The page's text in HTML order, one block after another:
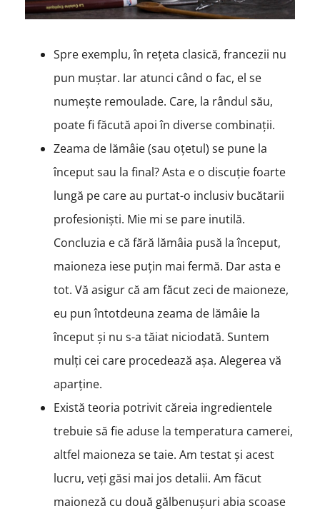
Spre exemplu, în rețeta clasică, francezii nu
pun muștar. Iar atunci când o fac, el se
numește remoulade. Care, la rândul său,
poate fi făcută apoi în diverse combinații.
Zeama de lămâie (sau oțetul) se pune la
început sau la final? Asta e o discuție foarte
lungă pe care au purtat-o inclusiv bucătarii
profesioniști. Mie mi se pare inutilă.
Concluzia e că fără lămâia pusă la început,
maioneza iese puțin mai fermă. Dar asta e
tot. Vă asigur că am făcut zeci de maioneze,
eu pun întotdeuna zeama de lămâie la
început și nu s-a tăiat niciodată. Suntem
mulți cei care procedează așa. Alegerea vă
aparține.
Există teoria potrivit căreia ingredientele
trebuie să fie aduse la temperatura camerei,
altfel maioneza se taie. Am testat și acest
lucru, veți găsi mai jos detalii. Am făcut
maioneză cu două gălbenușuri abia scoase